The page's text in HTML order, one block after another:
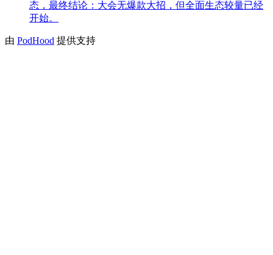
态，最终结论：大会无爆款大招，但全面生态较量已经
开始。
由 PodHood 提供支持